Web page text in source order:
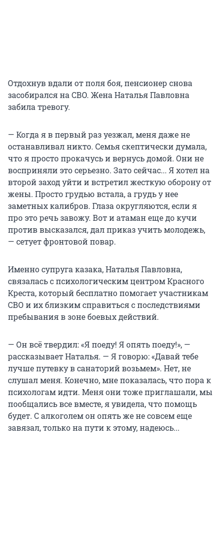
Отдохнув вдали от поля боя, пенсионер снова
засобирался на СВО. Жена Наталья Павловна
забила тревогу.
— Когда я в первый раз уезжал, меня даже не
останавливал никто. Семья скептически думала,
что я просто прокачусь и вернусь домой. Они не
восприняли это серьезно. Зато сейчас... Я хотел на
второй заход уйти и встретил жесткую оборону от
жены. Просто грудью встала, а грудь у нее
заметных калибров. Глаза округляются, если я
про это речь завожу. Вот и атаман еще до кучи
против высказался, дал приказ учить молодежь,
— сетует фронтовой повар.
Именно супруга казака, Наталья Павловна,
связалась с психологическим центром Красного
Креста, который бесплатно помогает участникам
СВО и их близким справиться с последствиями
пребывания в зоне боевых действий.
— Он всё твердил: «Я поеду! Я опять поеду!», —
рассказывает Наталья. — Я говорю: «Давай тебе
лучше путевку в санаторий возьмем». Нет, не
слушал меня. Конечно, мне показалась, что пора к
психологам идти. Меня они тоже приглашали, мы
пообщались все вместе, я увидела, что помощь
будет. С алкоголем он опять же не совсем еще
завязал, только на пути к этому, надеюсь...